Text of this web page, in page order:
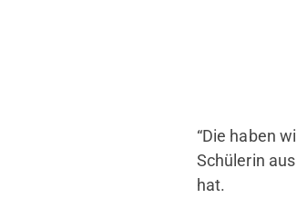
“Die haben
Schülerin
hat.